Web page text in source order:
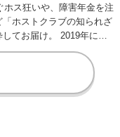
ス狂いや、障害年金を注
ホストクラブの知られざ
てお届け。 2019年に歌